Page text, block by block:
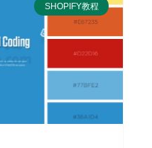
SHOPIFY教程